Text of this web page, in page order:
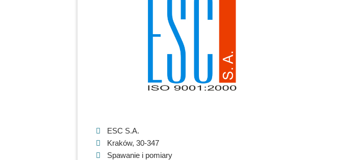
ESC S.A.
Kraków, 30-347
Spawanie i pomiary